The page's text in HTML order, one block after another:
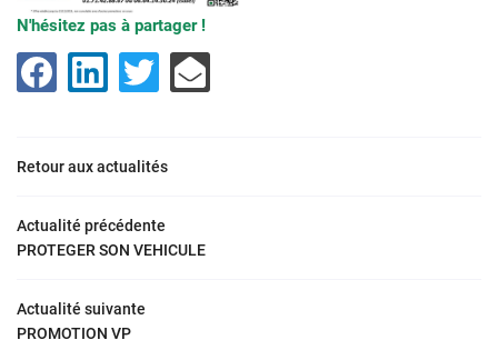
N'hésitez pas à partager !
Retour aux actualités
Actualité précédente
PROTEGER SON VEHICULE
Actualité suivante
PROMOTION VP